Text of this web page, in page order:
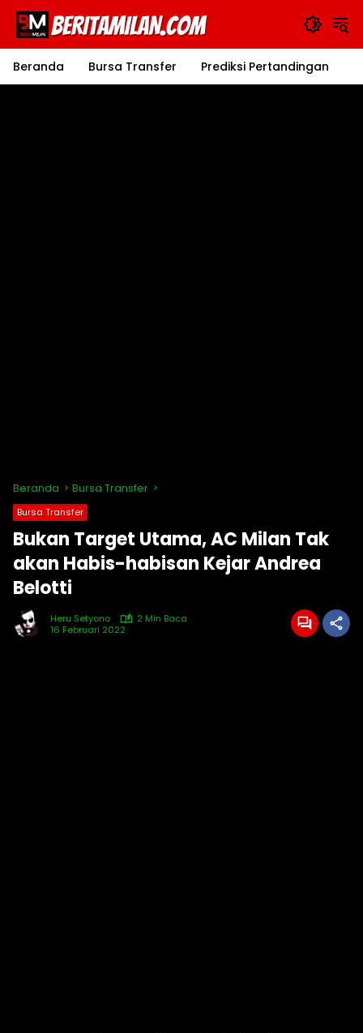
Langsung
konten
Beranda
Bursa Transfer Prediksi Pertandingan
Beranda Bursa Transfer
Bursa Transfer
Bukan Target Utama, AC Milan Tak
akan Habis-habisan Kejar Andrea
Belotti
Heru Setyono
2 Min Baca
16 Februari 2022